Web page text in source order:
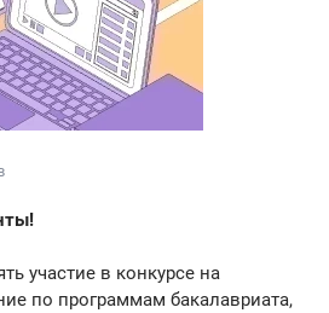
участие в конкурсе на
по программам бакалавриата,